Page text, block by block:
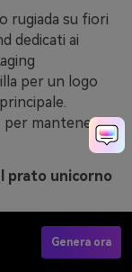
rugiada su fiori
dedicati ai
per un logo
per mantenere i
prato unicorno
Genera ora